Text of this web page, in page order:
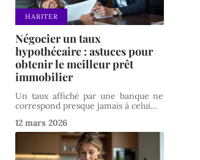
HABITER
Négocier un taux
hypothécaire : astuces pour
obtenir le meilleur prêt
immobilier
Un taux affiché par une banque ne
correspond presque jamais à celui…
12 mars 2026